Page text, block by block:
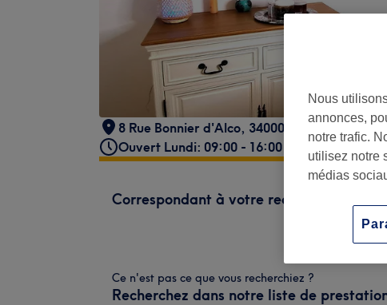
8 Rue Bonnier d'Alco, 34000 Montpellier,
Ouvert Lundi: 09:00 - 16:00
Correspondant à votre recherche
Ce n'est pas ce que vous recherchiez ?
Recherchez dans notre liste de
Nous
annonces,
notre trafic.
utilisez notre
médias